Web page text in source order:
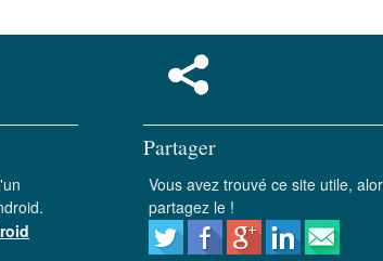
Partager
Vous avez trouvé ce site utile,
partagez le !